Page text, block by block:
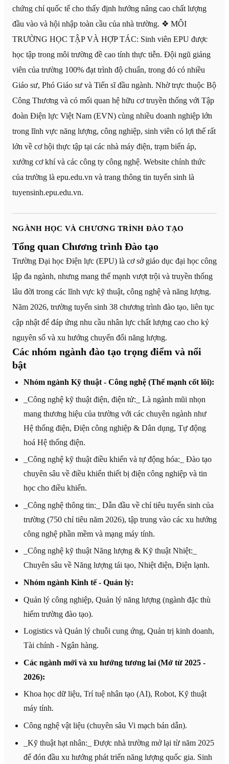
chứng chỉ quốc tế cho thấy định hướng nâng cao chất lượng
đầu vào và hội nhập toàn cầu của nhà trường. ❖ MÔI
TRƯỜNG HỌC TẬP VÀ HỢP TÁC: Sinh viên EPU được
học tập trong môi trường đề cao tính thực tiễn. Đội ngũ giảng
viên của trường 100% đạt trình độ chuẩn, trong đó có nhiều
Giáo sư, Phó Giáo sư và Tiến sĩ đầu ngành. Nhờ trực thuộc Bộ
Công Thương và có mối quan hệ hữu cơ truyền thống với Tập
đoàn Điện lực Việt Nam (EVN) cùng nhiều doanh nghiệp lớn
trong lĩnh vực năng lượng, công nghiệp, sinh viên có lợi thế rất
lớn về cơ hội thực tập tại các nhà máy điện, trạm biến áp,
xưởng cơ khí và các công ty công nghệ. Website chính thức
của trường là epu.edu.vn và trang thông tin tuyển sinh là
tuyensinh.epu.edu.vn.
NGÀNH HỌC VÀ CHƯƠNG TRÌNH ĐÀO TẠO
Tổng quan Chương trình Đào tạo
Trường Đại học Điện lực (EPU) là cơ sở giáo dục đại học công
lập đa ngành, nhưng mang thế mạnh vượt trội và truyền thống
lâu đời trong các lĩnh vực kỹ thuật, công nghệ và năng lượng.
Năm 2026, trường tuyển sinh 38 chương trình đào tạo, liên tục
cập nhật để đáp ứng nhu cầu nhân lực chất lượng cao cho kỷ
nguyên số và xu hướng chuyển đổi năng lượng.
Các nhóm ngành đào tạo trọng điểm và nổi
bật
Nhóm ngành Kỹ thuật - Công nghệ (Thế mạnh cốt lõi):
_Công nghệ kỹ thuật điện, điện tử:_ Là ngành mũi nhọn
mang thương hiệu của trường với các chuyên ngành như
Hệ thống điện, Điện công nghiệp & Dân dụng, Tự động
hoá Hệ thống điện.
_Công nghệ kỹ thuật điều khiển và tự động hóa:_ Đào tạo
chuyên sâu về điều khiển thiết bị điện công nghiệp và tin
học cho điều khiển.
_Công nghệ thông tin:_ Dẫn đầu về chỉ tiêu tuyển sinh của
trường (750 chỉ tiêu năm 2026), tập trung vào các xu hướng
công nghệ phần mềm và mạng máy tính.
_Công nghệ kỹ thuật Năng lượng & Kỹ thuật Nhiệt:_
Chuyên sâu về Năng lượng tái tạo, Nhiệt điện, Điện lạnh.
Nhóm ngành Kinh tế - Quản lý:
Quản lý công nghiệp, Quản lý năng lượng (ngành đặc thù
hiếm trường đào tạo).
Logistics và Quản lý chuỗi cung ứng, Quản trị kinh doanh,
Tài chính - Ngân hàng.
Các ngành mới và xu hướng tương lai (Mở từ 2025 -
2026):
Khoa học dữ liệu, Trí tuệ nhân tạo (AI), Robot, Kỹ thuật
máy tính.
Công nghệ vật liệu (chuyên sâu Vi mạch bán dẫn).
_Kỹ thuật hạt nhân:_ Được nhà trường mở lại từ năm 2025
để đón đầu xu hướng phát triển năng lượng quốc gia. Sinh